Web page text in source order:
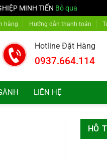
MINH TIẾN Bỏ qua
hàng Hướng dẫn thanh toán
Hotline Đặt Hàng
0937.664.114
LIÊN HỆ
HỖ